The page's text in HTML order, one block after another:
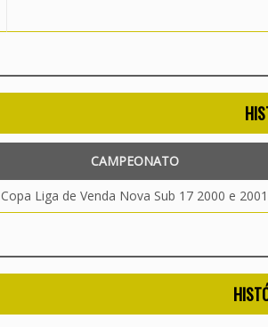
CAMPEONATO
Copa Liga de Venda Nova Sub 17 2000 e 2001